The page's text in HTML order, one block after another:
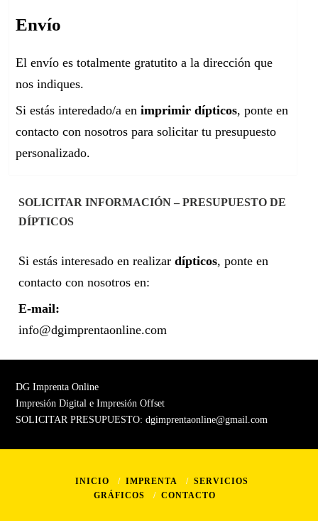
Envío
El envío es totalmente gratutito a la dirección que
nos indiques.
Si estás interedado/a en imprimir dípticos, ponte en
contacto con nosotros para solicitar tu presupuesto
personalizado.
SOLICITAR INFORMACIÓN – PRESUPUESTO DE
DÍPTICOS
Si estás interesado en realizardípticos, ponte en
contacto con nosotros en:
E-mail:
info@dgimprentaonline.com
DG Imprenta Online
Impresión Digital e Impresión Offset
SOLICITAR PRESUPUESTO:dgimprentaonline@gmail.com
INICIO IMPRENTA
SERVICIOS
GRÁFICOS
CONTACTO